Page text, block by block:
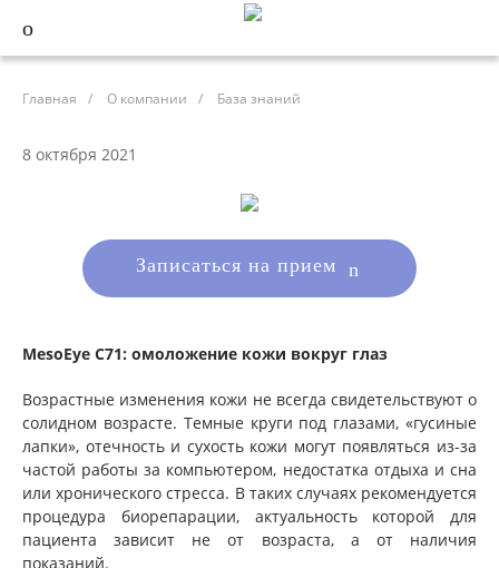
Главная / О компании / База знаний
8 октября 2021
Записаться на прием
MesoEye С71: омоложение кожи вокруг глаз
Возрастные изменения кожи не всегда свидетельствуют о
солидном возрасте. Темные круги под глазами, «гусиные
лапки», отечность и сухость кожи могут появляться из-за
частой работы за компьютером, недостатка отдыха и сна
или хронического стресса. В таких случаях рекомендуется
процедура биорепарации, актуальность которой для
пациента зависит не от возраста, а от наличия
показаний.